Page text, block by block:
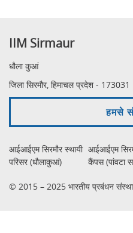
IIM Sirmaur
धौला कुआं
जिला सिरमौर, हिमाचल प्रदेश - 173031
हमसे
आईआईएम सिरमौर स्थायी
परिसर (धौलाकुआं)
आईआईएम
कैंपस (पांवटा
© 2015 – 2025 भारतीय प्रबंधन